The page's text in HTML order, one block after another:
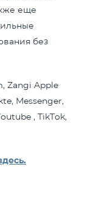
еще
без
Zangi Apple
Messenger,
, TikTok,